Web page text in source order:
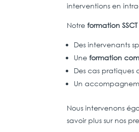
interventions en
Notreformation
Des intervenants
Uneformation
Des cas pratiques
Un
Nous intervenons
savoir plus sur nos